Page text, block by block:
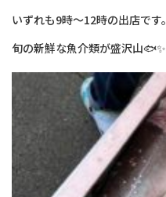
いずれも9時～12時の出店です。
旬の新鮮な魚介類が盛沢山🐟✨